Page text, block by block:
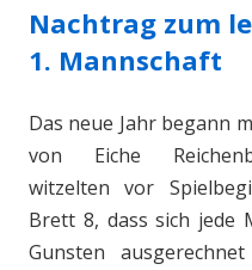
Nachtrag zum
1. Mannschaft
Das neue Jahr begann
von Eiche
witzelten vor
Brett 8, dass sich jede
Gunsten